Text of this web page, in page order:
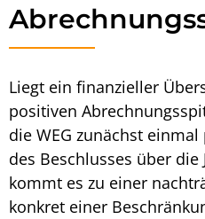
Liegt ein finanzieller
positiven
die WEG zunächst
des Beschlusses über die
kommt es zu einer
konkret einer